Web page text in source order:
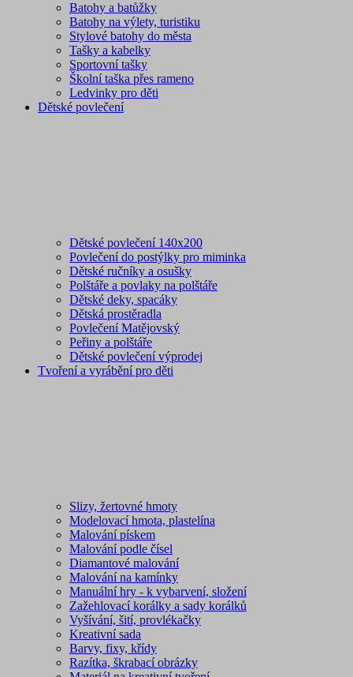
Batohy a batůžky
Batohy na výlety, turistiku
Stylové batohy do města
Tašky a kabelky
Sportovní tašky
Školní taška přes rameno
Ledvinky pro děti
Dětské povlečení
Dětské povlečení 140x200
Povlečení do postýlky pro miminka
Dětské ručníky a osušky
Polštáře a povlaky na polštáře
Dětské deky, spacáky
Dětská prostěradla
Povlečení Matějovský
Peřiny a polštáře
Dětské povlečení výprodej
Tvoření a vyrábění pro děti
Slizy, žertovné hmoty
Modelovací hmota, plastelína
Malování pískem
Malování podle čísel
Diamantové malování
Malování na kamínky
Manuální hry - k vybarvení, složení
Zažehlovací korálky a sady korálků
Vyšívání, šití, provlékačky
Kreativní sada
Barvy, fixy, křídy
Razítka, škrabací obrázky